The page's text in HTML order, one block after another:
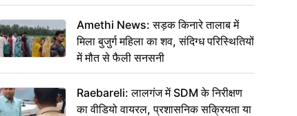
Amethi News: सड़क किनारे तालाब में
मिला बुजुर्ग महिला का शव, संदिग्ध परिस्थितियों
में मौत से फैली सनसनी
Raebareli: लालगंज में SDM के निरीक्षण
का वीडियो वायरल, प्रशासनिक सक्रियता या